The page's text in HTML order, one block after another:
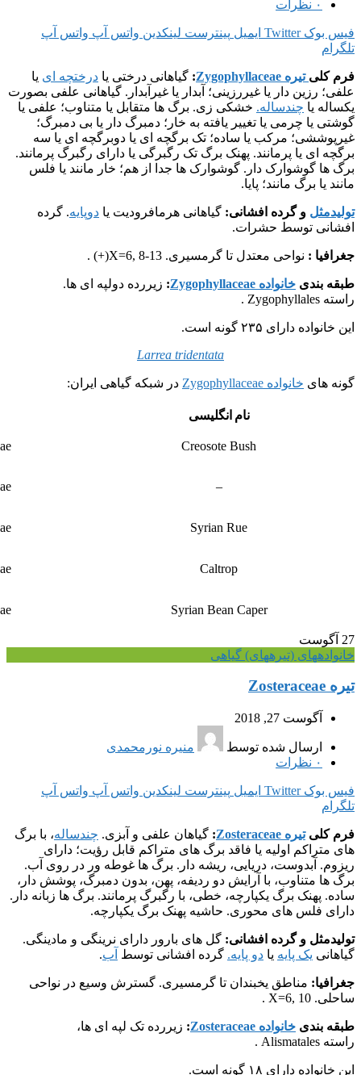
۰ نظرات
فیس بوک Twitter ایمیل پینترست لینکدین واتس آپ واتس آپ
تلگرام
فرم کلی تیره Zygophyllaceae : گیاهانی درختی یا درختچه ای یا
علفی؛ رزین دار یا غیررزینی؛ آبدار یا غیرآبدار. گیاهانی علفی بصورت
یکساله یا چندساله. خشکی زی. برگ ها متقابل یا متناوب؛ علفی یا
گوشتی یا چرمی یا تغییر یافته به خار؛ دمبرگ دار یا بی دمبرگ؛
غیرپوششی؛ مرکب یا ساده؛ تک برگچه ای یا دوبرگچه ای یا سه
برگچه ای یا پرمانند. پهنک برگ تک رگبرگی یا دارای رگبرگ پرمانند.
برگ ها گوشوارک دار. گوشوارک ها جدا از هم؛ خار مانند یا فلس
مانند یا برگ مانند؛ پایا.
تولیدمثل و گرده افشانی: گیاهانی هرمافرودیت یا دوپایه. گرده
افشانی توسط حشرات.
جغرافیا : نواحی معتدل تا گرمسیری. X=6, 8-13(+) .
طبقه بندی خانواده Zygophyllaceae : زیررده دولپه ای ها.
راسته Zygophyllales .
این خانواده دارای ۲۳۵ گونه است.
Larrea tridentata
گونه های خانواده Zygophyllaceae در شبکه گیاهی ایران:
نام انگلیسی
Creosote Bush
–
Syrian Rue
Caltrop
Syrian Bean Caper
27 آگوست
خانواده‎های (تیره‎های) گیاهی
تیره Zosteraceae
آگوست 27, 2018
ارسال شده توسط
منیره نورمحمدی
۰ نظرات
فیس بوک Twitter ایمیل پینترست لینکدین واتس آپ واتس آپ
تلگرام
فرم کلیتیره Zosteraceae : گیاهان علفی و آبزی. چندساله، با برگ
های متراکم اولیه یا فاقد برگ های متراکم قابل رؤیت؛ دارای
ریزوم. آبدوست، دریایی، ریشه دار. برگ ها غوطه ور در روی آب.
برگ ها متناوب، با آرایش دو ردیفه، پهن، بدون دمبرگ، پوشش دار،
ساده. پهنک برگ یکپارچه، خطی، با رگبرگ پرمانند. برگ ها زبانه دار.
دارای فلس های محوری. حاشیه پهنک برگ یکپارچه.
تولیدمثل و گرده افشانی: گل های بارور دارای نرینگی و مادینگی.
گیاهانی یک پایه یا دو پایه. گرده افشانی توسط آب.
جغرافیا: مناطق یخبندان تا گرمسیری. گسترش وسیع در نواحی
ساحلی. X=6, 10 .
طبقه بندی خانواده Zosteraceae : زیررده تک لپه ای ها،
راسته Alismatales .
این خانواده دارای ۱۸ گونه است.